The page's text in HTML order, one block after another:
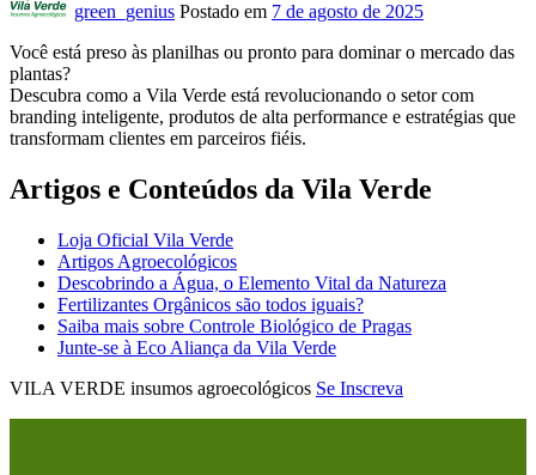
green_genius Postado em 7 de agosto de 2025
Você está preso às planilhas ou pronto para dominar o mercado das
plantas?
Descubra como a Vila Verde está revolucionando o setor com
branding inteligente, produtos de alta performance e estratégias que
transformam clientes em parceiros fiéis.
Artigos e Conteúdos da Vila Verde
Loja Oficial Vila Verde
Artigos Agroecológicos
Descobrindo a Água, o Elemento Vital da Natureza
Fertilizantes Orgânicos são todos iguais?
Saiba mais sobre Controle Biológico de Pragas
Junte-se à Eco Aliança da Vila Verde
VILA VERDE insumos agroecológicos Se Inscreva